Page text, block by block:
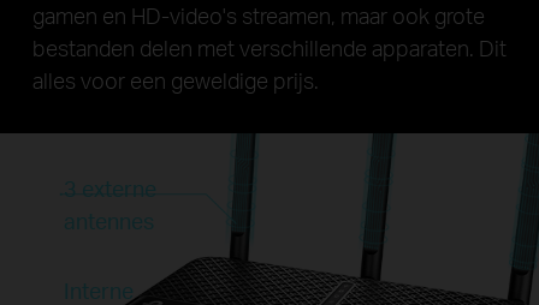
gamen en HD-video's streamen, maar ook grote
bestanden delen met verschillende apparaten. Dit
alles voor een geweldige prijs.
3 externe
antennes
Interne